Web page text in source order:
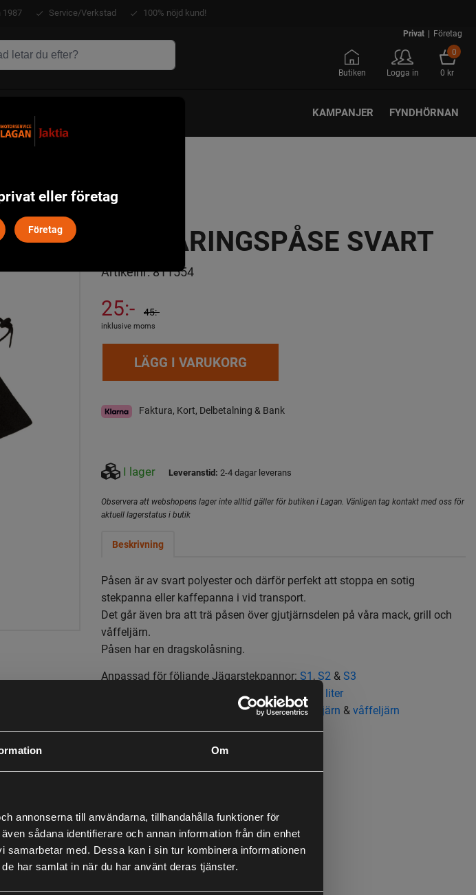
Om
annonserna till användarna, tillhandahålla funktioner för
sådana identifierare och annan information från din enhet
med. Dessa kan i sin tur kombinera informationen
har samlat in när du har använt deras tjänster.
1987 Service/Verkstad 100% nöjd kund!
Privat | Företag
Butiken Logga in
0
0 kr
KAMPANJER FYNDHÖRNAN
FÖRVARINGSPÅSE SVART
Artikelnr:811554
25:- 45:-
inklusive moms
LÄGG I VARUKORG
Faktura, Kort, Delbetalning & Bank
I lager Leveranstid: 2-4 dagar leverans
Observera att webshopens lager inte alltid gäller för butiken i Lagan. Vänligen tag kontakt med oss för
aktuell lagerstatus i butik
Beskrivning
Påsen är av svart polyester och därför perfekt att stoppa en sotig
stekpanna eller kaffepanna i vid transport.
Det går även bra att trä påsen över gjutjärnsdelen på våra mack, grill och
våffeljärn.
Påsen har en dragskolåsning.
Anpassad för följande Jägarstekpannor: S1,S2 & S3
Anpassad för följande kaffepannor: 1 liter
2 liter
Anpassad för följande grilljärn:Mackjärn,grilljärn & våffeljärn
eller företag
Företag